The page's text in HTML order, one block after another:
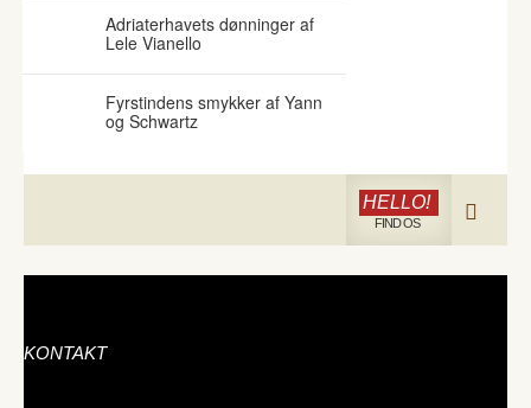
Adriaterhavets dønninger af
Lele Vianello
Fyrstindens smykker af Yann
og Schwartz
HELLO!
FIND OS
KONTAKT